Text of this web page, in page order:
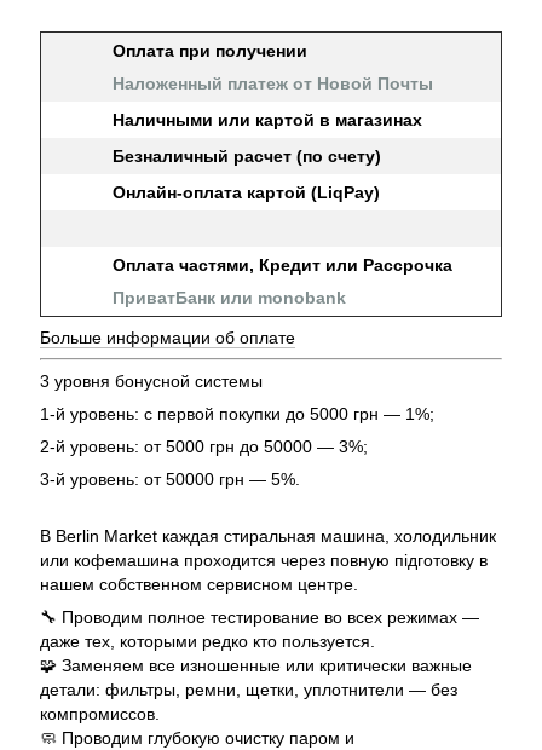
Оплата при получении
Наложенный платеж от Новой Почты
Наличными или картой в магазинах
Безналичный расчет (по счету)
Онлайн-оплата картой (LiqPay)
Оплата частями, Кредит или Рассрочка
ПриватБанк или monobank
Больше информации об оплате
3 уровня бонусной системы
1-й уровень: с первой покупки до 5000 грн — 1%;
2-й уровень: от 5000 грн до 50000 — 3%;
3-й уровень: от 50000 грн — 5%.
В Berlin Market каждая стиральная машина, холодильник
или кофемашина проходится через повную підготовку в
нашем собственном сервисном центре.
🔧 Проводим полное тестирование во всех режимах —
даже тех, которыми редко кто пользуется.
🧩 Заменяем все изношенные или критически важные
детали: фильтры, ремни, щетки, уплотнители — без
компромиссов.
🧼 Проводим глубокую очистку паром и